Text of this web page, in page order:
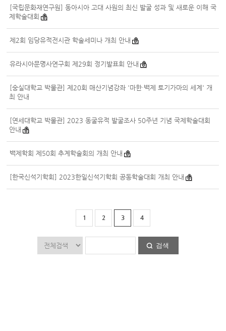
[국립문화재연구원] 동아시아 고대 사원의 최신 발굴 성과 및 새로운 이해 국
제학술대회
제2회 임당유적전시관 학술세미나 개최 안내
유라시아문명사연구회 제29회 정기발표회 안내
[숭실대학교 박물관] 제20회 매산기념강좌 '마한·백제 토기가마의 세계' 개
최 안내
[연세대학교 박물관] 2023 동굴유적 발굴조사 50주년 기념 국제학술대회
안내
백제학회 제50회 추계학술회의 개최 안내
[한국신석기학회] 2023한일신석기학회 공동학술대회 개최 안내
1 2 3 4
검색